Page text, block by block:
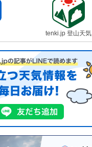
tenki.jp 登山天気